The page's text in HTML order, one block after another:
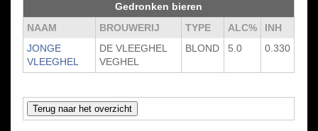
Gedronken bieren
NAAM
BROUWERIJ TYPE ALC%
INH
JONGE
VLEEGHEL
DE VLEEGHEL
VEGHEL
BLOND 5.0 0.330